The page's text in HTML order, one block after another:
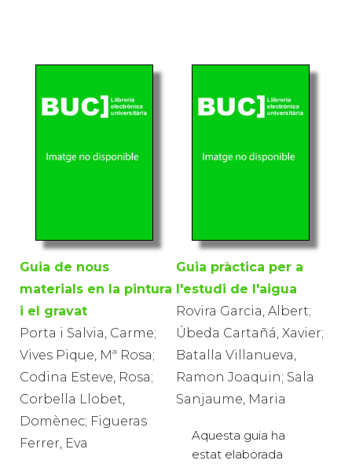
Guia de nous
materials en la pintura
i el gravat
Porta i Salvia, Carme;
Vives Pique, Mª Rosa;
Codina Esteve, Rosa;
Corbella Llobet,
Domènec; Figueras
Ferrer, Eva
Guia pràctica per a
l'estudi de l'aigua
Rovira Garcia, Albert;
Úbeda Cartañá, Xavier;
Batalla Villanueva,
Ramon Joaquin; Sala
Sanjaume, Maria
Aquesta guia ha
estat elaborada